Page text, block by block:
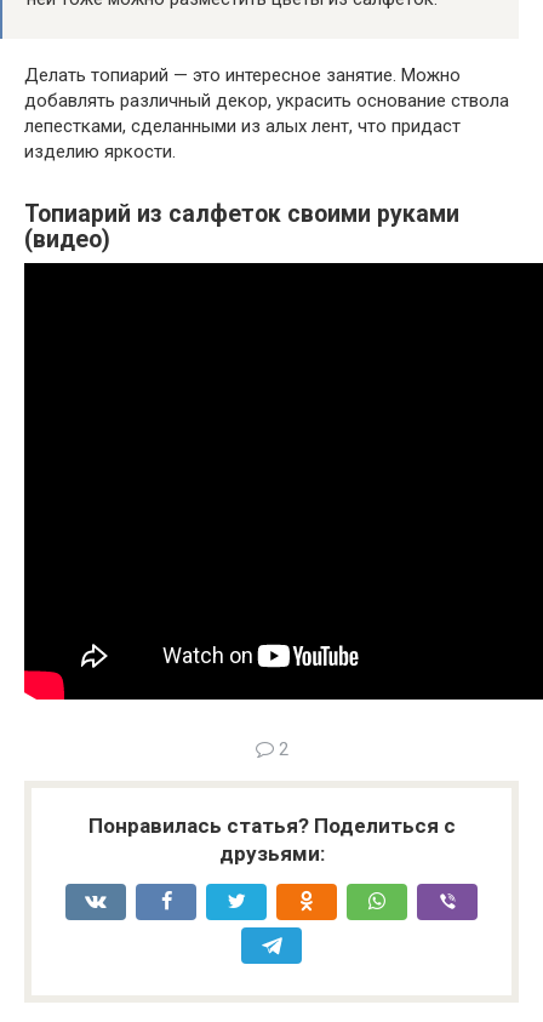
Делать топиарий — это интересное занятие. Можно
добавлять различный декор, украсить основание ствола
лепестками, сделанными из алых лент, что придаст
изделию яркости.
Топиарий из салфеток своими руками
(видео)
2
Понравилась статья? Поделиться с
друзьями: